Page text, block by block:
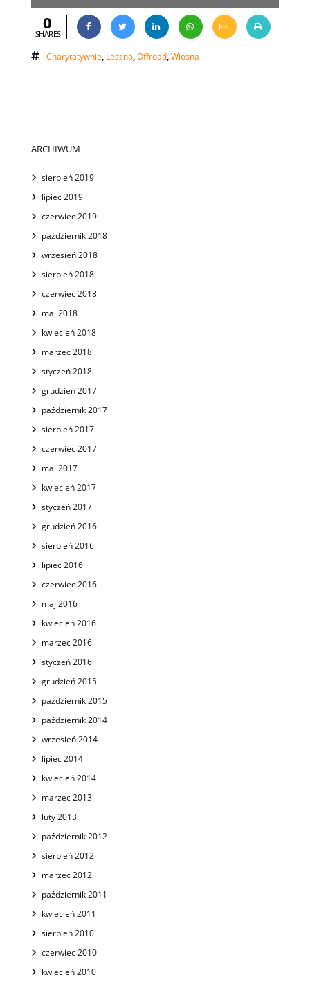
0
SHARES
Charytatywnie, Leszno,Offroad,Wiosna
ARCHIWUM
sierpień 2019
lipiec 2019
czerwiec 2019
październik 2018
wrzesień 2018
sierpień 2018
czerwiec 2018
maj 2018
kwiecień 2018
marzec 2018
styczeń 2018
grudzień 2017
październik 2017
sierpień 2017
czerwiec 2017
maj 2017
kwiecień 2017
styczeń 2017
grudzień 2016
sierpień 2016
lipiec 2016
czerwiec 2016
maj 2016
kwiecień 2016
marzec 2016
styczeń 2016
grudzień 2015
październik 2015
październik 2014
wrzesień 2014
lipiec 2014
kwiecień 2014
marzec 2013
luty 2013
październik 2012
sierpień 2012
marzec 2012
październik 2011
kwiecień 2011
sierpień 2010
czerwiec 2010
kwiecień 2010